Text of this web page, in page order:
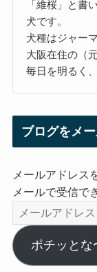
「維桜」と書
犬です。
犬種はジャー
大阪在住の（
毎日を明るく
ブログをメ
メールアドレス
メールで受信で
メ
ー
ル
ア
ポチッとな